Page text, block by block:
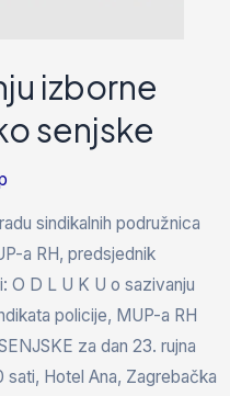
izborne
senjske
sindikalnih podružnica
a RH, predsjednik
O D L U K U o sazivanju
policije, MUP-a RH
za dan 23. rujna
Hotel Ana, Zagrebačka